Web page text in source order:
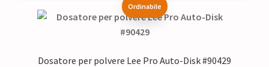
Ordinabile
Dosatore per polvere Lee Pro Auto-Disk #90429